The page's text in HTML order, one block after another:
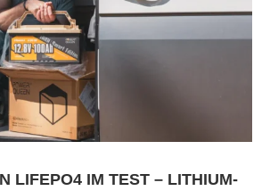
LIFEPO4 IM TEST – LITHIUM-